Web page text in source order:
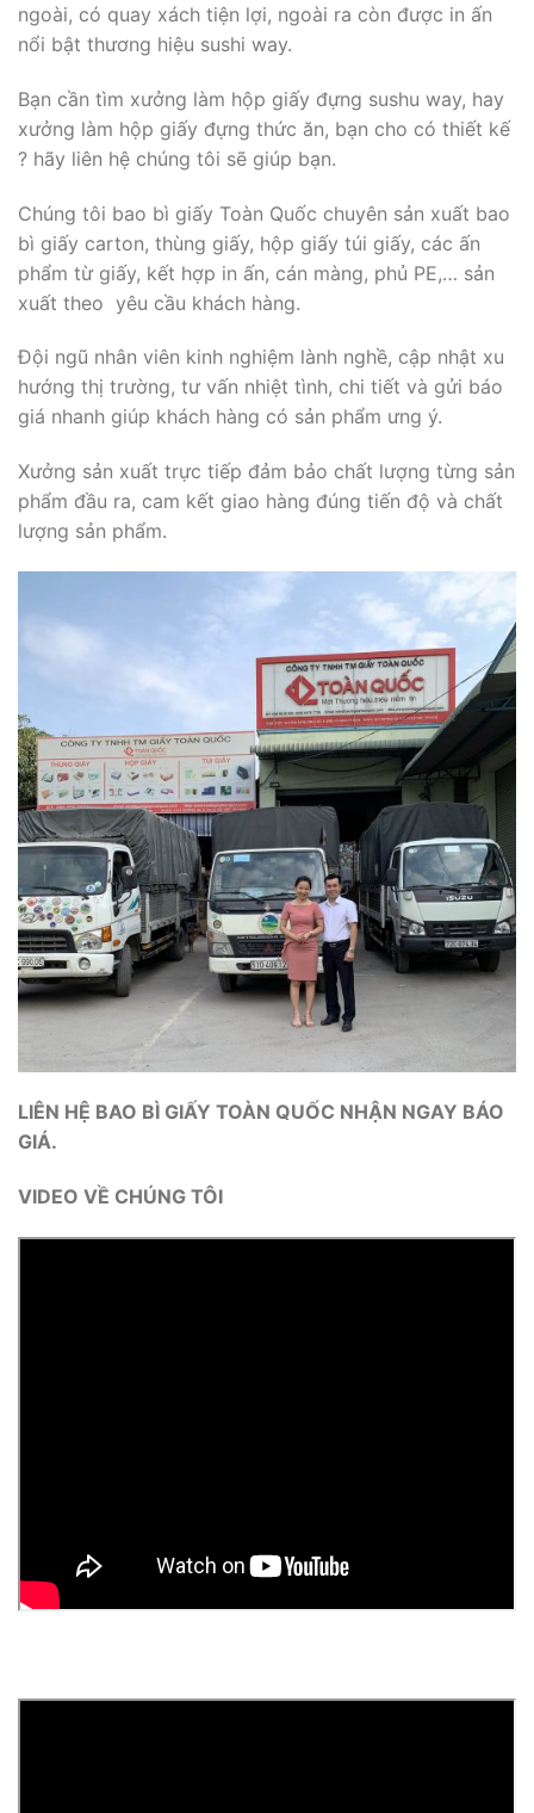
ngoài, có quay xách tiện lợi, ngoài ra còn được in ấn
nổi bật thương hiệu sushi way.
Bạn cần tìm xưởng làm hộp giấy đựng sushu way, hay
xưởng làm hộp giấy đựng thức ăn, bạn cho có thiết kế
? hãy liên hệ chúng tôi sẽ giúp bạn.
Chúng tôi bao bì giấy Toàn Quốc chuyên sản xuất bao
bì giấy carton, thùng giấy, hộp giấy túi giấy, các ấn
phẩm từ giấy, kết hợp in ấn, cán màng, phủ PE,… sản
xuất theo yêu cầu khách hàng.
Đội ngũ nhân viên kinh nghiệm lành nghề, cập nhật xu
hướng thị trường, tư vấn nhiệt tình, chi tiết và gửi báo
giá nhanh giúp khách hàng có sản phẩm ưng ý.
Xưởng sản xuất trực tiếp đảm bảo chất lượng từng sản
phẩm đầu ra, cam kết giao hàng đúng tiến độ và chất
lượng sản phẩm.
LIÊN HỆ BAO BÌ GIẤY TOÀN QUỐC NHẬN NGAY BÁO
GIÁ.
VIDEO VỀ CHÚNG TÔI